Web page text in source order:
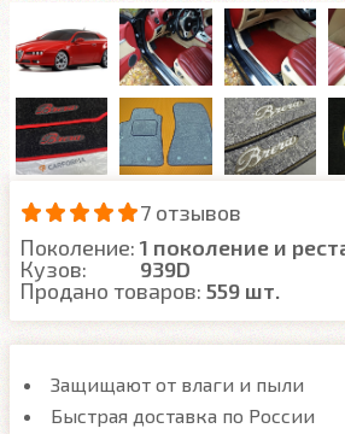
7 отзывов
Поколение: 1 поколение и
Кузов:
939D
Продано товаров: 559 шт.
Защищают от влаги и пыли
Быстрая доставка по России